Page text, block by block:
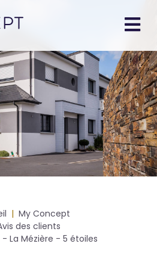
principale
My Concept
des clients
- La Mézière - 5 étoiles